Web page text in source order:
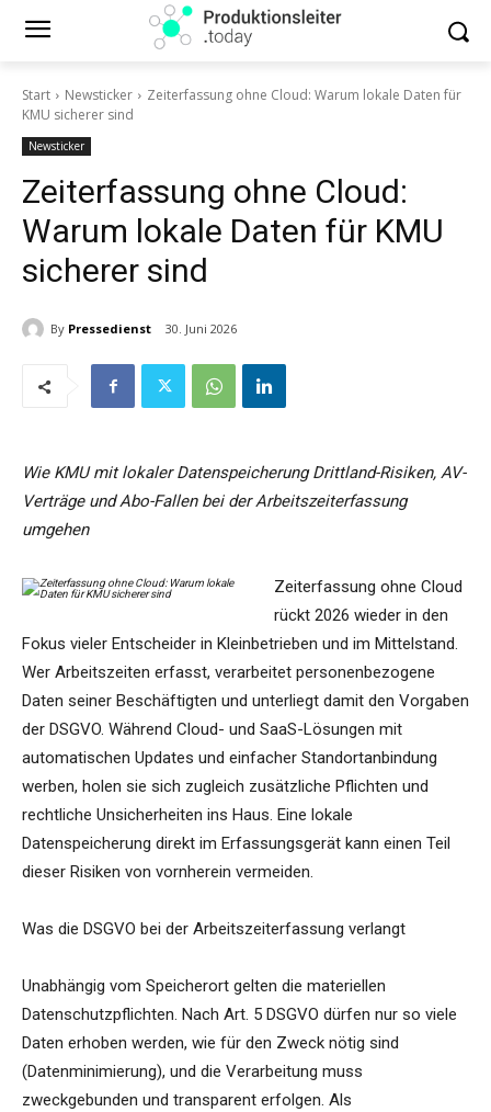
Start Newsticker
Zeiterfassung ohne Cloud: Warum lokale Daten für
KMU sicherer sind
Newsticker
Zeiterfassung ohne Cloud:
Warum lokale Daten für KMU
sicherer sind
By Pressedienst 30. Juni 2026
Wie KMU mit lokaler Datenspeicherung Drittland-Risiken, AV-
Verträge und Abo-Fallen bei der Arbeitszeiterfassung
umgehen
Zeiterfassung ohne Cloud
rückt 2026 wieder in den
Fokus vieler Entscheider in Kleinbetrieben und im Mittelstand.
Wer Arbeitszeiten erfasst, verarbeitet personenbezogene
Daten seiner Beschäftigten und unterliegt damit den Vorgaben
der DSGVO. Während Cloud- und SaaS-Lösungen mit
automatischen Updates und einfacher Standortanbindung
werben, holen sie sich zugleich zusätzliche Pflichten und
rechtliche Unsicherheiten ins Haus. Eine lokale
Datenspeicherung direkt im Erfassungsgerät kann einen Teil
dieser Risiken von vornherein vermeiden.
Was die DSGVO bei der Arbeitszeiterfassung verlangt
Unabhängig vom Speicherort gelten die materiellen
Datenschutzpflichten. Nach Art. 5 DSGVO dürfen nur so viele
Daten erhoben werden, wie für den Zweck nötig sind
(Datenminimierung), und die Verarbeitung muss
zweckgebunden und transparent erfolgen. Als